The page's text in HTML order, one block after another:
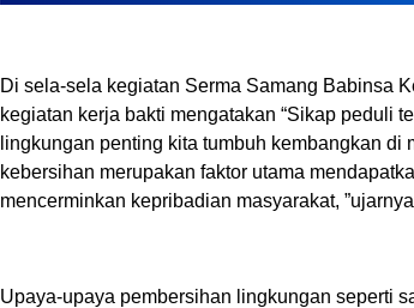
Di sela-sela kegiatan Serma Samang Babinsa
kegiatan kerja bakti mengatakan “Sikap peduli
lingkungan penting kita tumbuh kembangkan di
kebersihan merupakan faktor utama
mencerminkan kepribadian masyarakat,
Upaya-upaya pembersihan lingkungan seperti